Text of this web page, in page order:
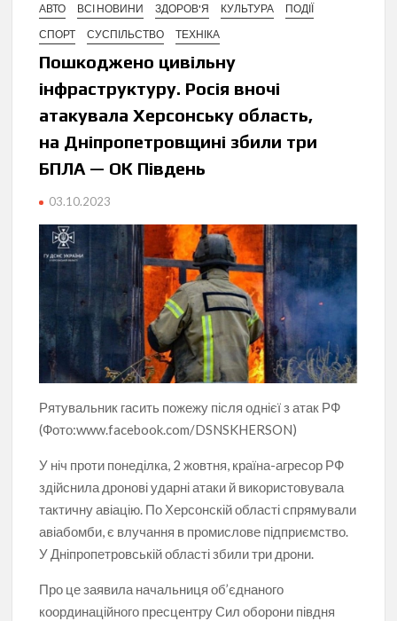
АВТО ВСІ НОВИНИ ЗДОРОВ'Я КУЛЬТУРА
ПОДІЇ
СПОРТ
СУСПІЛЬСТВО ТЕХНІКА
Пошкоджено цивільну
інфраструктуру. Росія вночі
атакувала Херсонську область,
на Дніпропетровщині збили три
БПЛА — ОК Південь
03.10.2023
Рятувальник гасить пожежу після однієї з атак РФ
(Фото:www.facebook.com/DSNSKHERSON)
У ніч проти понеділка, 2 жовтня, країна-агресор РФ
здійснила дронові ударні атаки й використовувала
тактичну авіацію. По Херсонскій області спрямували
авіабомби, є влучання в промислове підприємство.
У Дніпропетровській області збили три дрони.
Про це заявила начальниця об’єднаного
координаційного пресцентру Сил оборони півдня